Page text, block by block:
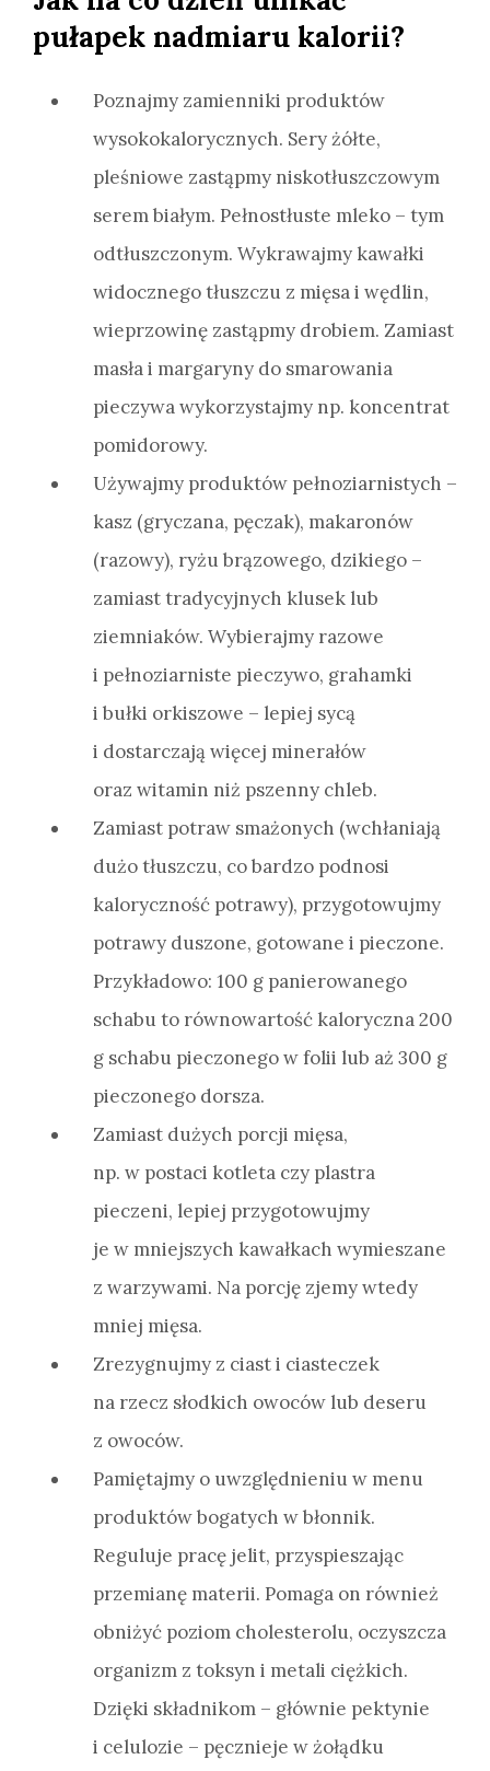
pułapek nadmiaru kalorii?
Poznajmy zamienniki produktów
wysokokalorycznych. Sery żółte,
pleśniowe zastąpmy niskotłuszczowym
serem białym. Pełnostłuste mleko – tym
odtłuszczonym. Wykrawajmy kawałki
widocznego tłuszczu z mięsa i wędlin,
wieprzowinę zastąpmy drobiem. Zamiast
masła i margaryny do smarowania
pieczywa wykorzystajmy np. koncentrat
pomidorowy.
Używajmy produktów pełnoziarnistych –
kasz (gryczana, pęczak), makaronów
(razowy), ryżu brązowego, dzikiego –
zamiast tradycyjnych klusek lub
ziemniaków. Wybierajmy razowe
i pełnoziarniste pieczywo, grahamki
i bułki orkiszowe – lepiej sycą
i dostarczają więcej minerałów
oraz witamin niż pszenny chleb.
Zamiast potraw smażonych (wchłaniają
dużo tłuszczu, co bardzo podnosi
kaloryczność potrawy), przygotowujmy
potrawy duszone, gotowane i pieczone.
Przykładowo: 100 g panierowanego
schabu to równowartość kaloryczna 200
g schabu pieczonego w folii lub aż 300 g
pieczonego dorsza.
Zamiast dużych porcji mięsa,
np. w postaci kotleta czy plastra
pieczeni, lepiej przygotowujmy
je w mniejszych kawałkach wymieszane
z warzywami. Na porcję zjemy wtedy
mniej mięsa.
Zrezygnujmy z ciast i ciasteczek
na rzecz słodkich owoców lub deseru
z owoców.
Pamiętajmy o uwzględnieniu w menu
produktów bogatych w błonnik.
Reguluje pracę jelit, przyspieszając
przemianę materii. Pomaga on również
obniżyć poziom cholesterolu, oczyszcza
organizm z toksyn i metali ciężkich.
Dzięki składnikom – głównie pektynie
i celulozie – pęcznieje w żołądku